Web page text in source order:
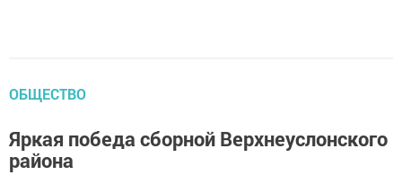
ОБЩЕСТВО
Яркая победа сборной Верхнеуслонского
района